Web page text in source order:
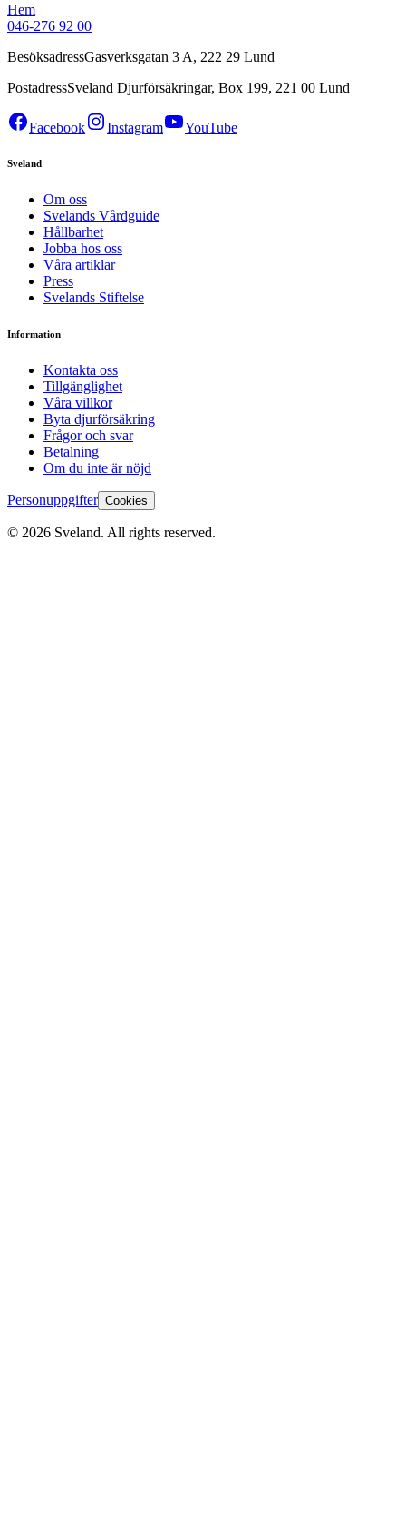
Hem
046-276 92 00
BesöksadressGasverksgatan 3 A, 222 29 Lund
PostadressSveland Djurförsäkringar, Box 199, 221 00 Lund
Facebook Instagram YouTube
Sveland
Om oss
Svelands Vårdguide
Hållbarhet
Jobba hos oss
Våra artiklar
Press
Svelands Stiftelse
Information
Kontakta oss
Tillgänglighet
Våra villkor
Byta djurförsäkring
Frågor och svar
Betalning
Om du inte är nöjd
Personuppgifter Cookies
© 2026 Sveland. All rights reserved.